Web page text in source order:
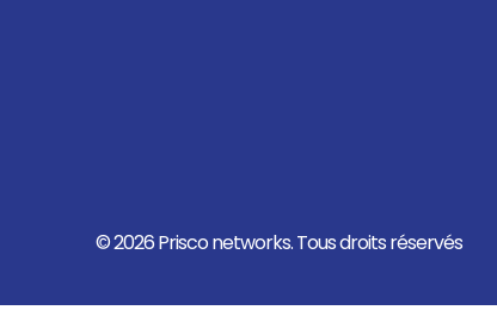
© 2026 Prisco networks. Tous droits réservés